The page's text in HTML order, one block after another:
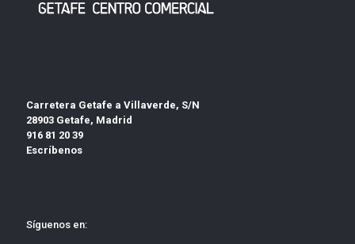
Carretera Getafe a Villaverde, S/N
28903 Getafe, Madrid
916 81 20 39
Escríbenos
Síguenos en: